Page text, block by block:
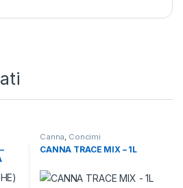
Canna, Concimi
CANNA TRACE MIX – 1L